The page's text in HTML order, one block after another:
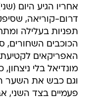
דרום-קוריאה,
תפניות בעלילה
הכוכבים השחורים,
האפריקאים
מונדיאל בלי
וגם כבש את השער
פעמיים בצד השני,